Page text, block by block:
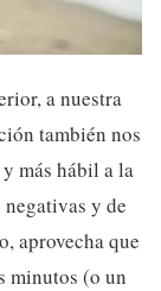
a nuestra
también nos
más hábil a la
y de
aprovecha que
minutos (o un